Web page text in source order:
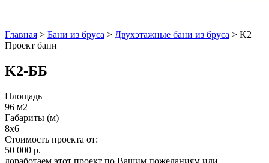
Главная > Бани из бруса > Двухэтажные бани из бруса > K2
Проект бани
K2-ББ
Площадь
96 м2
Габариты (м)
8x6
Стоимость проекта от:
50 000 р.
доработаем этот проект по Вашим пожеланиям или